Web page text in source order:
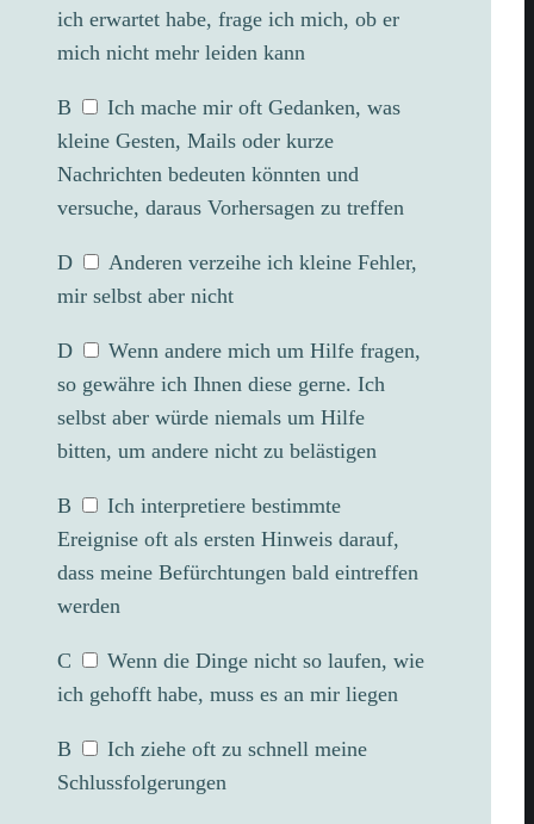
ich erwartet habe, frage ich mich, ob er
mich nicht mehr leiden kann
B
Ich mache mir oft Gedanken, was
kleine Gesten, Mails oder kurze
Nachrichten bedeuten könnten und
versuche, daraus Vorhersagen zu treffen
D
Anderen verzeihe ich kleine Fehler,
mir selbst aber nicht
D
Wenn andere mich um Hilfe fragen,
so gewähre ich Ihnen diese gerne. Ich
selbst aber würde niemals um Hilfe
bitten, um andere nicht zu belästigen
B
Ich interpretiere bestimmte
Ereignise oft als ersten Hinweis darauf,
dass meine Befürchtungen bald eintreffen
werden
C
Wenn die Dinge nicht so laufen, wie
ich gehofft habe, muss es an mir liegen
B
Ich ziehe oft zu schnell meine
Schlussfolgerungen